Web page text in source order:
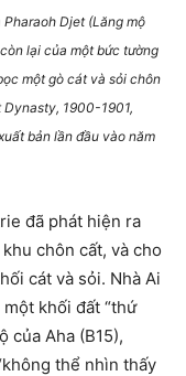
Djet (Lăng mộ
lại của một bức tường
một gò cát và sỏi chôn
Dynasty, 1900-1901,
bản lần đầu vào năm
đã phát hiện ra
chôn cất, và cho
cát và sỏi. Nhà Ai
khối đất “thứ
của Aha (B15),
thể nhìn thấy